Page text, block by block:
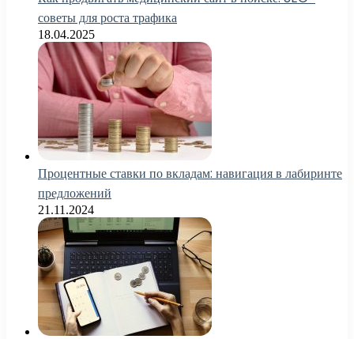
советы для роста трафика
18.04.2025
Процентные ставки по вкладам: навигация в лабиринте
предложений
21.11.2024